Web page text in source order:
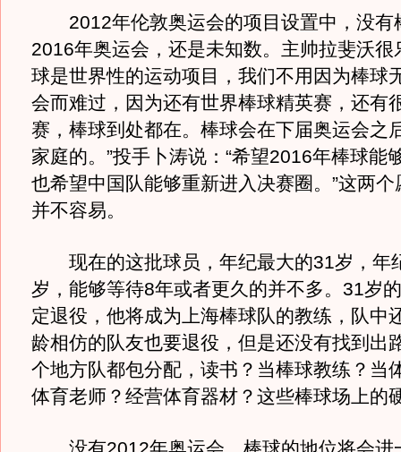
2012年伦敦奥运会的项目设置中，没有
2016年奥运会，还是未知数。主帅拉斐沃很
球是世界性的运动项目，我们不用因为棒球
会而难过，因为还有世界棒球精英赛，还有
赛，棒球到处都在。棒球会在下届奥运会之
家庭的。”投手卜涛说：“希望2016年棒球能
也希望中国队能够重新进入决赛圈。”这两
并不容易。
现在的这批球员，年纪最大的31岁，年
岁，能够等待8年或者更久的并不多。31岁
定退役，他将成为上海棒球队的教练，队中
龄相仿的队友也要退役，但是还没有找到出
个地方队都包分配，读书？当棒球教练？当
体育老师？经营体育器材？这些棒球场上的